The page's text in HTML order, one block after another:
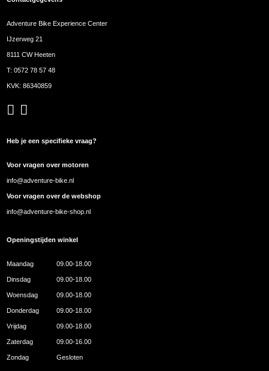
Adventure Bike Experience Center
IJzerweg 21
8111 CW Heeten
T:0572 78 57 48
KVK: 86340859
Heb je een specifieke vraag?
Voor vragen over motoren
info@adventure-bike.nl
Voor vragen over de webshop
info@adventure-bike-shop.nl
Openingstijden winkel
Maandag 09.00-18.00
Dinsdag 09.00-18.00
Woensdag 09.00-18.00
Donderdag 09.00-18.00
Vrijdag 09.00-18.00
Zaterdag 09.00-16.00
Zondag Gesloten